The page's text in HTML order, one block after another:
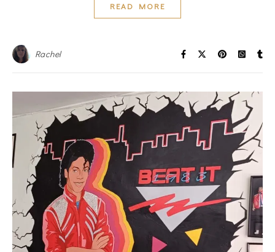
READ MORE
Rachel